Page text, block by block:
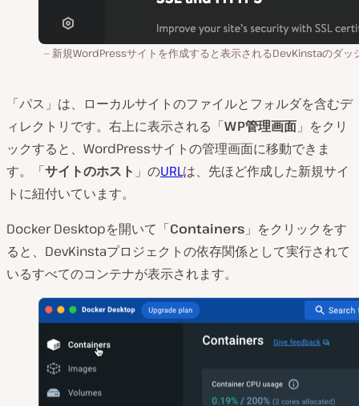
新規WordPressサイトを作成すると表示されるDevKinstaのダッ
「パス」は、ローカルサイトのファイルとフォルダを含むデ
ィレクトリです。右上に表示される「WP管理画面 」をクリ
ックすると、WordPressサイトの管理画面に移動できま
す。「サイトのホスト 」のURLは、先ほど作成した新規サイ
トに紐付いています。
Docker Desktopを開いて「Containers 」をクリックをす
ると、DevKinstaプロジェクトの依存関係として実行されて
いるすべてのコンテナが表示されます。